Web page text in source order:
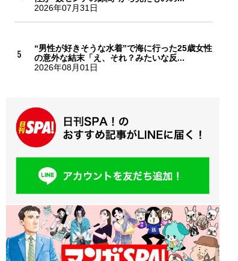
2026年07月31日
“男性が好きそうな水着”で海に行った25歳女性
の意外な結末「え、それ？みたいな反...
2026年08月01日